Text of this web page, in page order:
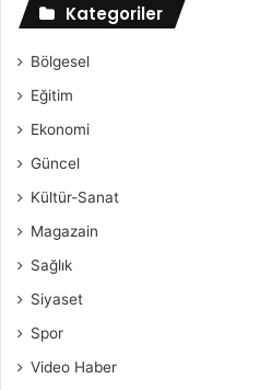
Kategoriler
Bölgesel
Eğitim
Ekonomi
Güncel
Kültür-Sanat
Magazain
Sağlık
Siyaset
Spor
Video Haber